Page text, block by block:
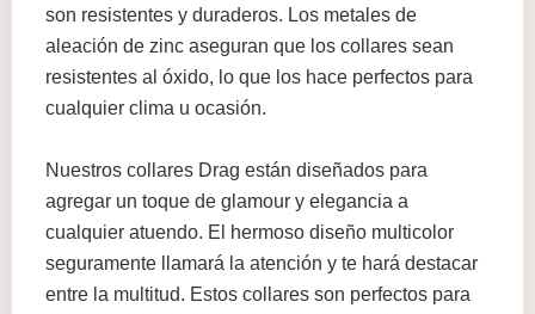
son resistentes y duraderos. Los metales de
aleación de zinc aseguran que los collares sean
resistentes al óxido, lo que los hace perfectos para
cualquier clima u ocasión.
Nuestros collares Drag están diseñados para
agregar un toque de glamour y elegancia a
cualquier atuendo. El hermoso diseño multicolor
seguramente llamará la atención y te hará destacar
entre la multitud. Estos collares son perfectos para